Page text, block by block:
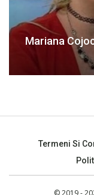
Mariana
Termeni Si